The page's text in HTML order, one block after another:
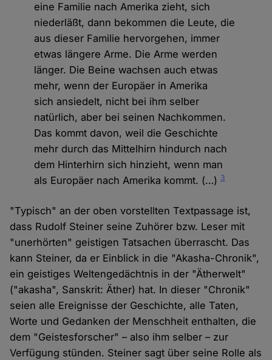
eine Familie nach Amerika zieht, sich
niederläßt, dann bekommen die Leute, die
aus dieser Familie hervorgehen, immer
etwas längere Arme. Die Arme werden
länger. Die Beine wachsen auch etwas
mehr, wenn der Europäer in Amerika
sich ansiedelt, nicht bei ihm selber
natürlich, aber bei seinen Nachkommen.
Das kommt davon, weil die Geschichte
mehr durch das Mittelhirn hindurch nach
dem Hinterhirn sich hinzieht, wenn man
als Europäer nach Amerika kommt. (…)3
"Typisch" an der oben vorstellten Textpassage ist,
dass Rudolf Steiner seine Zuhörer bzw. Leser mit
"unerhörten" geistigen Tatsachen überrascht. Das
kann Steiner, da er Einblick in die "Akasha-Chronik",
ein geistiges Weltengedächtnis in der "Ätherwelt"
("akasha", Sanskrit: Äther) hat. In dieser "Chronik"
seien alle Ereignisse der Geschichte, alle Taten,
Worte und Gedanken der Menschheit enthalten, die
dem "Geistesforscher" – also ihm selber – zur
Verfügung stünden. Steiner sagt über seine Rolle als